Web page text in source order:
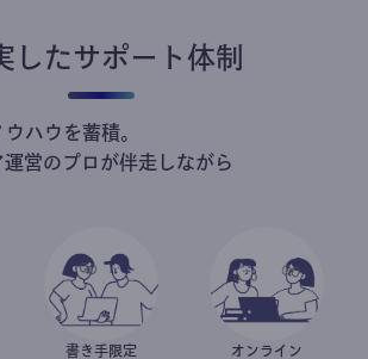
したサポート体制
ハウを蓄積。
営のプロが伴走しながら
書き手限定
オンライン